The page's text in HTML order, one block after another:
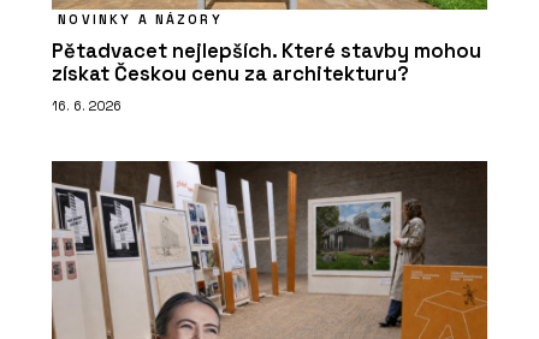
NOVINKY A NÁZORY
Pětadvacet nejlepších. Které stavby mohou
získat Českou cenu za architekturu?
16. 6. 2026